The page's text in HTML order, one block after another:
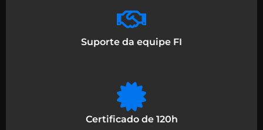
Suporte da equipe FI
Certificado de 120h